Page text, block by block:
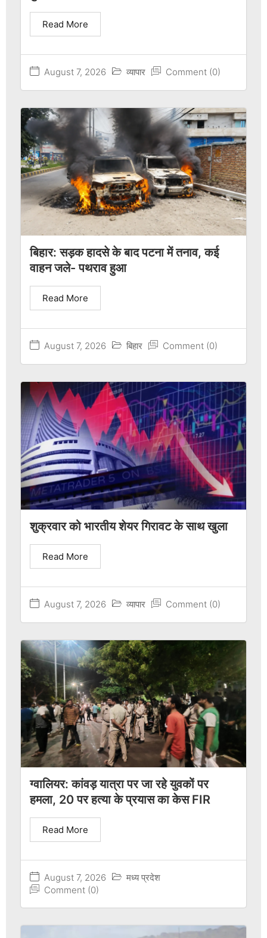
August 7, 2026 व्यापार Comment (0)
Read More
बिहार: सड़क हादसे के बाद पटना में तनाव, कई
वाहन जले- पथराव हुआ
August 7, 2026 बिहार Comment (0)
Read More
शुक्रवार को भारतीय शेयर गिरावट के साथ खुला
August 7, 2026 व्यापार Comment (0)
Read More
ग्वालियर: कांवड़ यात्रा पर जा रहे युवकों पर
हमला, 20 पर हत्या के प्रयास का केस FIR
August 7, 2026
मध्य प्रदेश
Comment (0)
Read More